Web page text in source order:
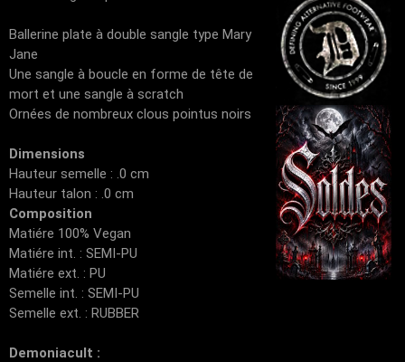
Ballerine plate à double sangle type Mary
Jane
Une sangle à boucle en forme de tête de
mort et une sangle à scratch
Ornées de nombreux clous pointus noirs
Dimensions
Hauteur semelle : .0 cm
Hauteur talon : .0 cm
Composition
Matiére 100% Vegan
Matiére int. : SEMI-PU
Matiére ext. : PU
Semelle int. : SEMI-PU
Semelle ext. : RUBBER
Demoniacult :